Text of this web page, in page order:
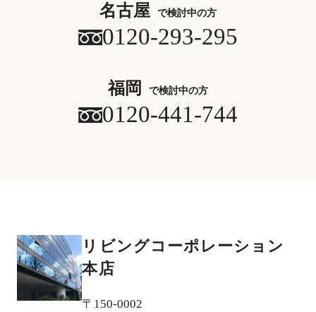
名古屋 で検討中の方
0120-293-295
福岡 で検討中の方
0120-441-744
リビングコーポレーション
本店
〒150-0002